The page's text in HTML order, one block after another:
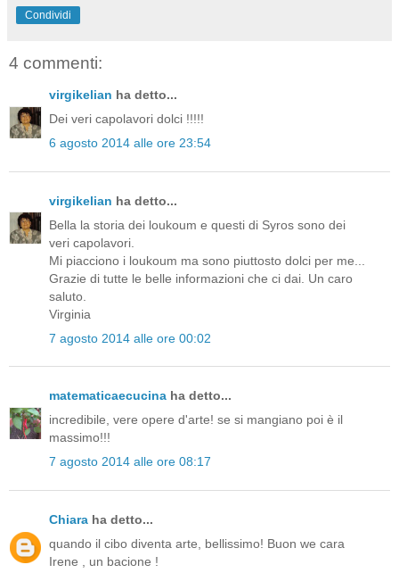
Condividi
4 commenti:
virgikelian ha detto...
Dei veri capolavori dolci !!!!!
6 agosto 2014 alle ore 23:54
virgikelian ha detto...
Bella la storia dei loukoum e questi di Syros sono dei
veri capolavori.
Mi piacciono i loukoum ma sono piuttosto dolci per me...
Grazie di tutte le belle informazioni che ci dai. Un caro
saluto.
Virginia
7 agosto 2014 alle ore 00:02
matematicaecucina ha detto...
incredibile, vere opere d'arte! se si mangiano poi è il
massimo!!!
7 agosto 2014 alle ore 08:17
Chiara ha detto...
quando il cibo diventa arte, bellissimo! Buon we cara
Irene , un bacione !